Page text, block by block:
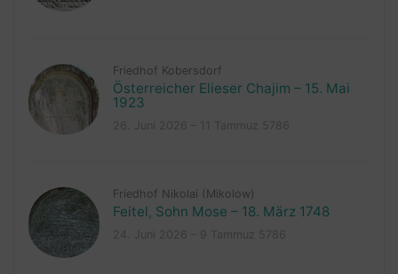
Friedhof Kobersdorf
Österreicher Elieser Chajim – 15. Mai
1923
Friedhof Nikolai (Mikolow)
Feitel, Sohn Mose – 18. März 1748